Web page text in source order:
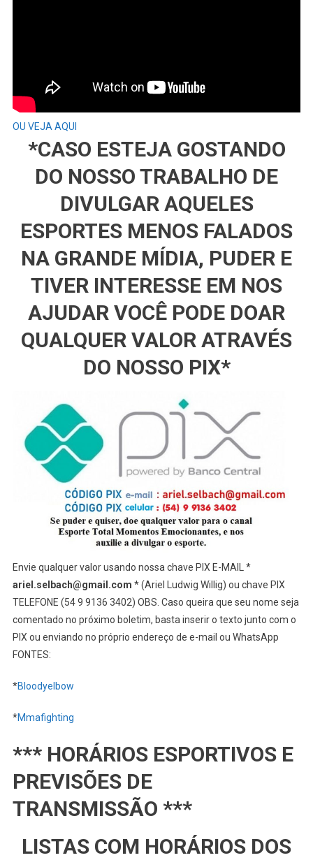
OU VEJA AQUI
*CASO ESTEJA GOSTANDO
DO NOSSO TRABALHO DE
DIVULGAR AQUELES
ESPORTES MENOS FALADOS
NA GRANDE MÍDIA, PUDER E
TIVER INTERESSE EM NOS
AJUDAR VOCÊ PODE DOAR
QUALQUER VALOR ATRAVÉS
DO NOSSO PIX*
Envie qualquer valor usando nossa chave PIX E-MAIL *
ariel.selbach@gmail.com * (Ariel Ludwig Willig) ou chave PIX
TELEFONE (54 9 9136 3402) OBS. Caso queira que seu nome seja
comentado no próximo boletim, basta inserir o texto junto com o
PIX ou enviando no próprio endereço de e-mail ou WhatsApp
FONTES:
*Bloodyelbow
*Mmafighting
*** HORÁRIOS ESPORTIVOS E
PREVISÕES DE
TRANSMISSÃO ***
LISTAS COM HORÁRIOS DOS